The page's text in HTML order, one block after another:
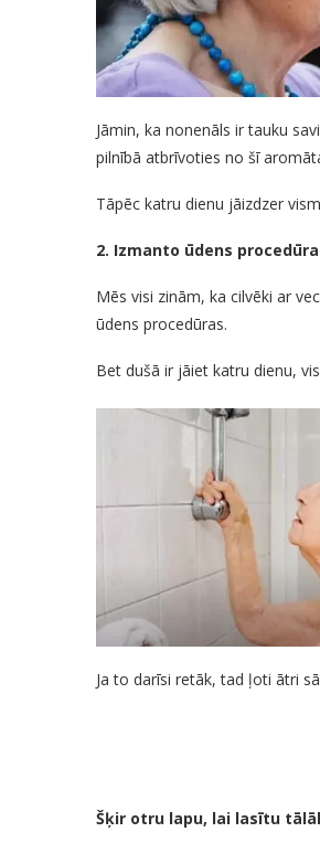
Jāmin, ka nonenāls ir tauku
pilnībā atbrīvoties no šī
Tāpēc katru dienu jāizdzer
2. Izmanto ūdens
Mēs visi zinām, ka cilvēki ar
ūdens procedūras.
Bet dušā ir jāiet katru dienu,
Ja to darīsi retāk, tad ļoti ātri
Šķir otru lapu, lai lasītu